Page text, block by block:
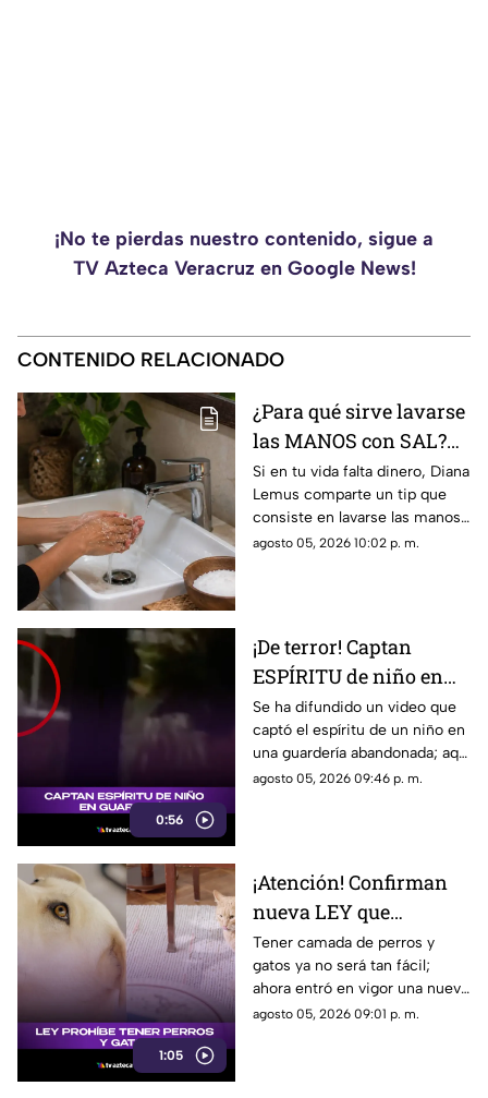
¡No te pierdas nuestro contenido, sigue a
TV Azteca Veracruz en Google News!
CONTENIDO RELACIONADO
¿Para qué sirve lavarse
las MANOS con SAL?
Este es su PODEROSO
EFECTO
Si en tu vida falta dinero, Diana
Lemus comparte un tip que
consiste en lavarse las manos
con sal. Aquí te contamos.
agosto 05, 2026 10:02 p. m.
0:56
¡De terror! Captan
ESPÍRITU de niño en
guardería; así luce
(+VIDEO)
Se ha difundido un video que
captó el espíritu de un niño en
una guardería abandonada; aquí
te compartimos los detalles de
agosto 05, 2026 09:46 p. m.
1:05
¡Atención! Confirman
nueva LEY que
PROHIBE TENER
PERROS y gatos; esto se
sabe
Tener camada de perros y
gatos ya no será tan fácil;
ahora entró en vigor una nueva
ley que prohibe tenerlos. Aquí
agosto 05, 2026 09:01 p. m.